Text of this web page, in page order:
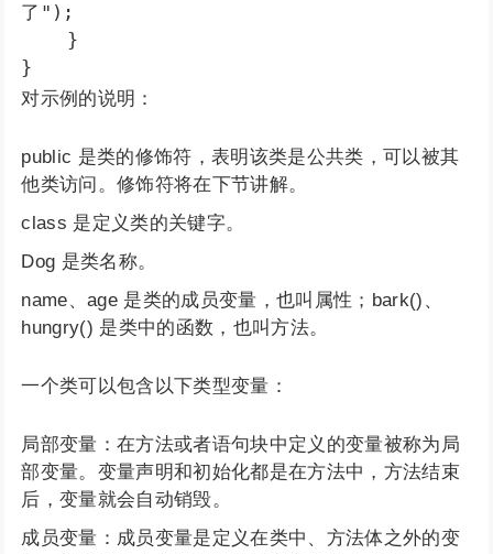
了");
}
}
对示例的说明：
public 是类的修饰符，表明该类是公共类，可以被其
他类访问。修饰符将在下节讲解。
class 是定义类的关键字。
Dog 是类名称。
name、age 是类的成员变量，也叫属性；bark()、
hungry() 是类中的函数，也叫方法。
一个类可以包含以下类型变量：
局部变量：在方法或者语句块中定义的变量被称为局
部变量。变量声明和初始化都是在方法中，方法结束
后，变量就会自动销毁。
成员变量：成员变量是定义在类中、方法体之外的变